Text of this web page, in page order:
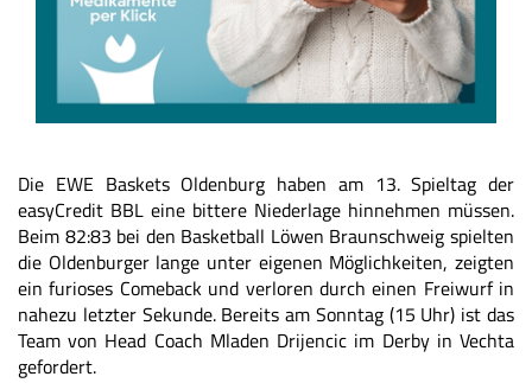
Die EWE Baskets Oldenburg haben am 13. Spieltag der
easyCredit BBL eine bittere Niederlage hinnehmen müssen.
Beim 82:83 bei den Basketball Löwen Braunschweig spielten
die Oldenburger lange unter eigenen Möglichkeiten, zeigten
ein furioses Comeback und verloren durch einen Freiwurf in
nahezu letzter Sekunde. Bereits am Sonntag (15 Uhr) ist das
Team von Head Coach Mladen Drijencic im Derby in Vechta
gefordert.